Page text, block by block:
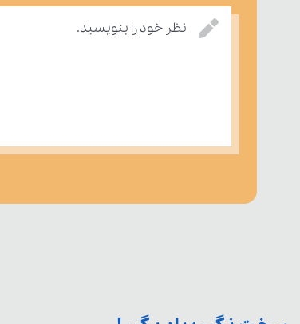
نظر خود را بنویسید.